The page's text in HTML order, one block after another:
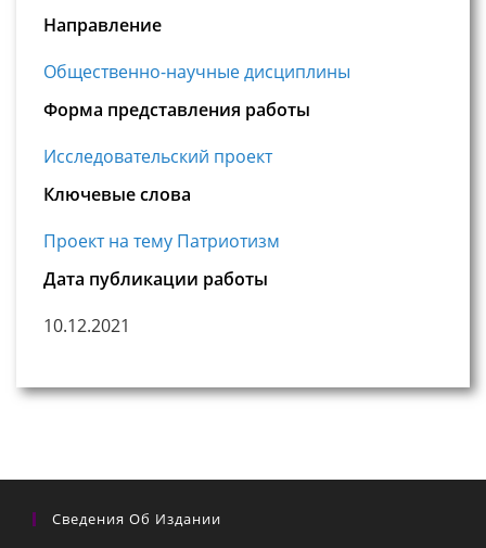
Направление
Общественно-научные дисциплины
Форма представления работы
Исследовательский проект
Ключевые слова
Проект на тему Патриотизм
Дата публикации работы
10.12.2021
Сведения Об Издании